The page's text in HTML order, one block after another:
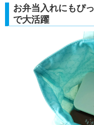
お弁当入れにもぴ
で大活躍